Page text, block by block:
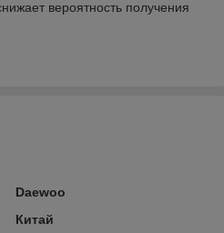
вероятность получения
Daewoo
Китай